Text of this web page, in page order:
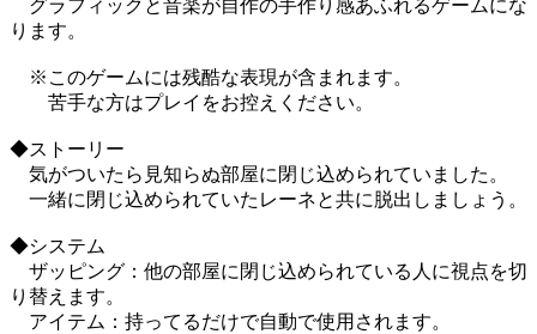
グラフィックと音楽が自作の手作り感あふれるゲームにな
ります。
※このゲームには残酷な表現が含まれます。
苦手な方はプレイをお控えください。
◆ストーリー
気がついたら見知らぬ部屋に閉じ込められていました。
一緒に閉じ込められていたレーネと共に脱出しましょう。
◆システム
ザッピング：他の部屋に閉じ込められている人に視点を切
り替えます。
アイテム：持ってるだけで自動で使用されます。